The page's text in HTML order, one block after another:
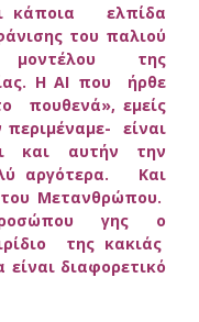
κάποια ελπίδα
του παλιού
μοντέλου της
Η ΑΙ που ήρθε
πουθενά», εμείς
είναι
και αυτήν την
αργότερα. Και
Μετανθρώπου.
γης ο
της κακιάς
διαφορετικό